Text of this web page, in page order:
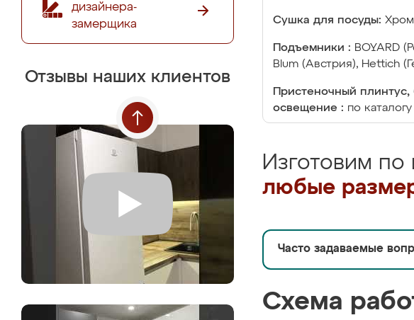
дизайнера-
замерщика
Отзывы наших клиентов
Сушка для посуды:
Подъемники : BOYARD
Blum (Австрия), Hettich
Пристеночный
освещение : по каталогу
Изготовим по
любые
Часто задаваемые
Схема